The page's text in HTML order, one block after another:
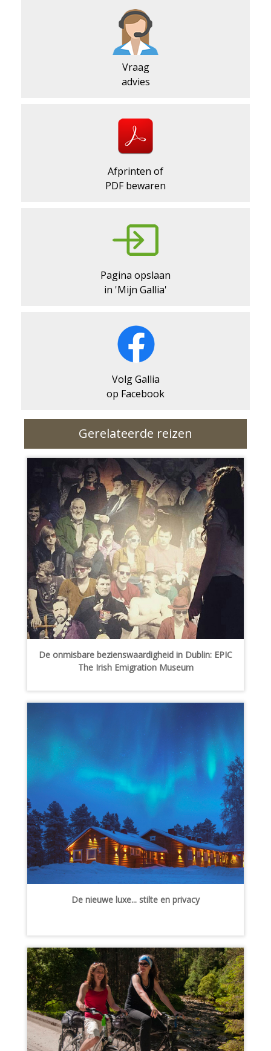
Vraag
advies
Afprinten of
PDF bewaren
Pagina opslaan
in 'Mijn Gallia'
Volg Gallia
op Facebook
Gerelateerde reizen
De onmisbare bezienswaardigheid in Dublin: EPIC
The Irish Emigration Museum
De nieuwe luxe... stilte en privacy